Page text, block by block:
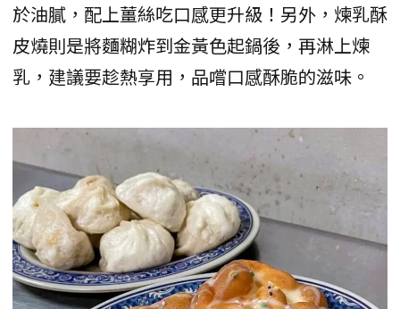
於油膩，配上薑絲吃口感更升級！另外，煉乳酥
皮燒則是將麵糊炸到金黃色起鍋後，再淋上煉
乳，建議要趁熱享用，品嚐口感酥脆的滋味。